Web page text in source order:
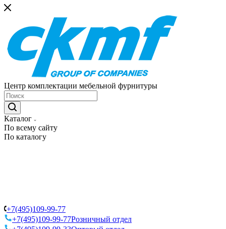
Центр комплектации мебельной фурнитуры
Каталог
По всему сайту
По каталогу
+7(495)109-99-77
+7(495)109-99-77Розничный отдел